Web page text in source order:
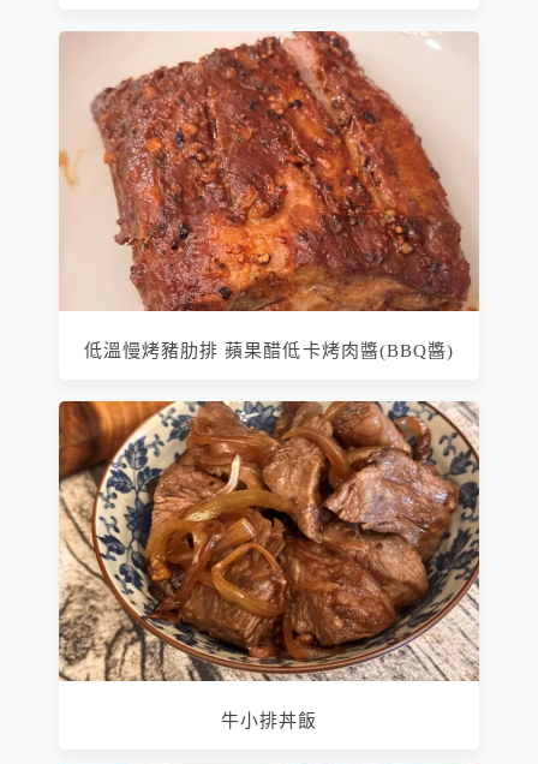
低溫慢烤豬肋排 蘋果醋低卡烤肉醬(BBQ醬)
牛小排丼飯